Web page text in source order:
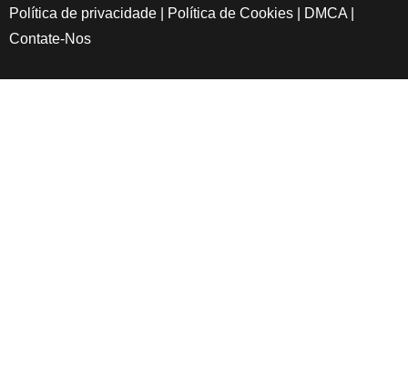
Política de privacidade
Política de Cookies DMCA
Contate-Nos